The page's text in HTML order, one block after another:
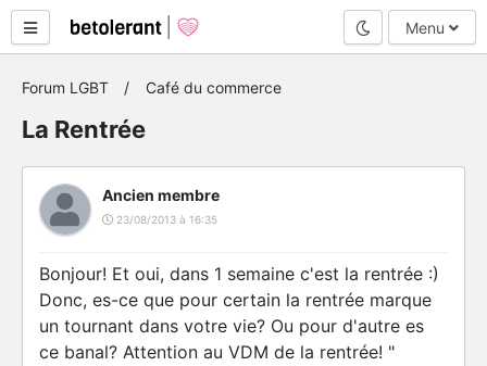
Mode nuit
Menu
Forum LGBT Café du commerce
La Rentrée
Ancien membre
23/08/2013 à 16:35
Bonjour! Et oui, dans 1 semaine c'est la rentrée :)
Donc, es-ce que pour certain la rentrée marque
un tournant dans votre vie? Ou pour d'autre es
ce banal? Attention au VDM de la rentrée! "